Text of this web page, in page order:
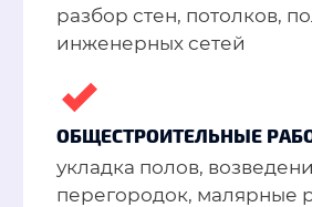
разбор стен, потолков,
инженерных сетей
ОБЩЕСТРОИТЕЛЬНЫЕ
укладка полов,
перегородок, малярные